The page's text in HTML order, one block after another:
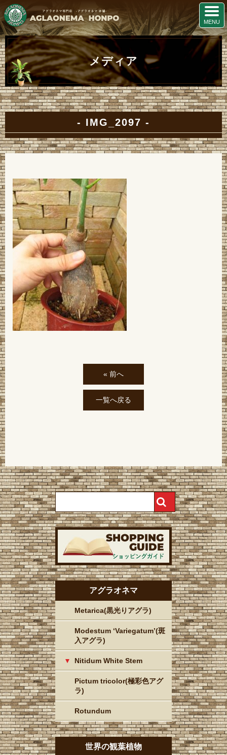
メディア
IMG_2097
« 前へ
一覧へ戻る
アグラオネマ
Metarica(黒光りアグラ)
Modestum ‘Variegatum’(斑
入アグラ)
Nitidum White Stem
Pictum tricolor(極彩色アグ
ラ)
Rotundum
世界の観葉植物